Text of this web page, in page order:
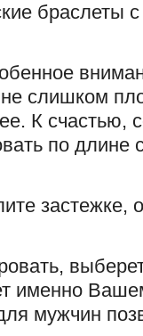
браслеты
слишком
К счастью,
по длине
застежке,
именно
мужчин